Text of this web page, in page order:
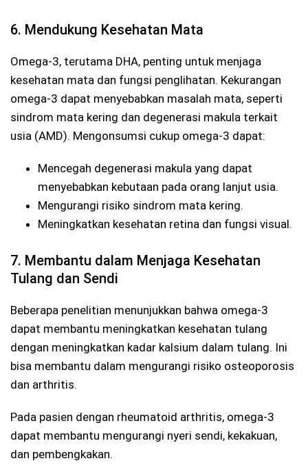
6. Mendukung Kesehatan Mata
Omega-3, terutama DHA, penting untuk menjaga
kesehatan mata dan fungsi penglihatan. Kekurangan
omega-3 dapat menyebabkan masalah mata, seperti
sindrom mata kering dan degenerasi makula terkait
usia (AMD). Mengonsumsi cukup omega-3 dapat:
Mencegah degenerasi makula yang dapat
menyebabkan kebutaan pada orang lanjut usia.
Mengurangi risiko sindrom mata kering.
Meningkatkan kesehatan retina dan fungsi visual.
7. Membantu dalam Menjaga Kesehatan
Tulang dan Sendi
Beberapa penelitian menunjukkan bahwa omega-3
dapat membantu meningkatkan kesehatan tulang
dengan meningkatkan kadar kalsium dalam tulang. Ini
bisa membantu dalam mengurangi risiko osteoporosis
dan arthritis.
Pada pasien dengan rheumatoid arthritis, omega-3
dapat membantu mengurangi nyeri sendi, kekakuan,
dan pembengkakan.